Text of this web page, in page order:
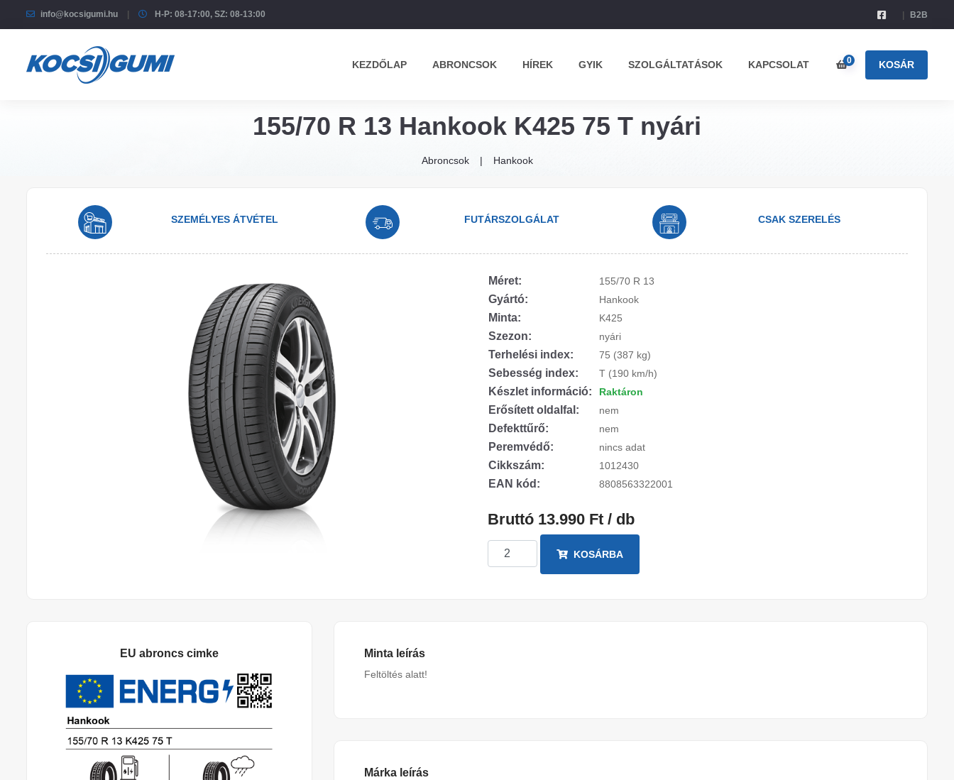
info@kocsigumi.hu H-P: 08-17:00, SZ: 08-13:00 B2B
KEZDŐLAP ABRONCSOK HÍREK GYIK SZOLGÁLTATÁSOK KAPCSOLAT 0 KOSÁR
155/70 R 13 Hankook K425 75 T nyári
Abroncsok Hankook
SZEMÉLYES ÁTVÉTEL FUTÁRSZOLGÁLAT CSAK SZERELÉS
Méret: 155/70 R 13
Gyártó: Hankook
Minta: K425
Szezon: nyári
Terhelési index: 75 (387 kg)
Sebesség index: T (190 km/h)
Készlet információ: Raktáron
Erősített oldalfal: nem
Defekttűrő: nem
Peremvédő: nincs adat
Cikkszám: 1012430
EAN kód: 8808563322001
Bruttó 13.990 Ft / db
KOSÁRBA
EU abroncs cimke Minta leírás
Feltöltés alatt!
Márka leírás